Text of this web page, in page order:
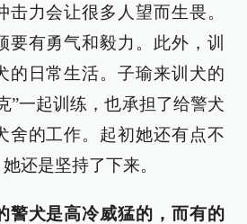
力会让很多人望而生畏。
要有勇气和毅力。此外，训
的日常生活。子瑜来训犬的
”一起训练，也承担了给警犬
舍的工作。起初她还有点不
还是坚持了下来。
警犬是高冷威猛的，而有的